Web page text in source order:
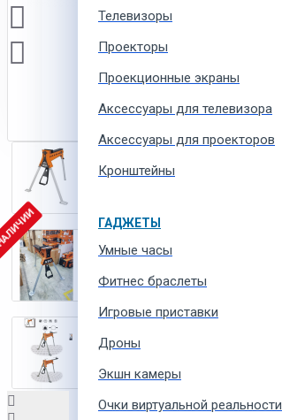
Телевизоры
Проекторы
Проекционные экраны
Aксессуары для телевизора
Аксессуары для проекторов
Кронштейны
ГАДЖЕТЫ
Умные часы
Фитнес браслеты
Игровые приставки
Дроны
Экшн камеры
Очки виртуальной реальности